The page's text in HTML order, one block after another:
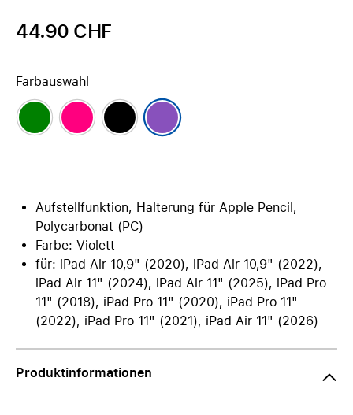
44.90 CHF
Farbauswahl
Aufstellfunktion, Halterung für Apple Pencil,
Polycarbonat (PC)
Farbe: Violett
für: iPad Air 10,9" (2020), iPad Air 10,9" (2022),
iPad Air 11" (2024), iPad Air 11" (2025), iPad Pro
11" (2018), iPad Pro 11" (2020), iPad Pro 11"
(2022), iPad Pro 11" (2021), iPad Air 11" (2026)
Produktinformationen